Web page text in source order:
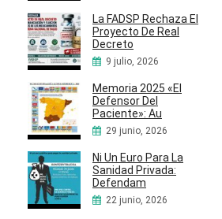
La FADSP Rechaza El
Proyecto De Real
Decreto
9 julio, 2026
Memoria 2025 «El
Defensor Del
Paciente»: Au
29 junio, 2026
Ni Un Euro Para La
Sanidad Privada:
Defendam
22 junio, 2026